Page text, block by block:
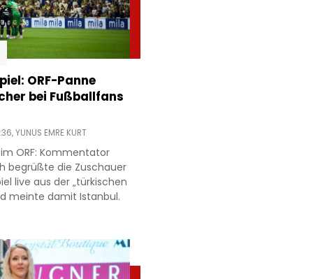
ORF-Panne
bei Fußballfans
YUNUS EMRE KURT
ORF: Kommentator
begrüßte die Zuschauer
live aus der „türkischen
meinte damit Istanbul.